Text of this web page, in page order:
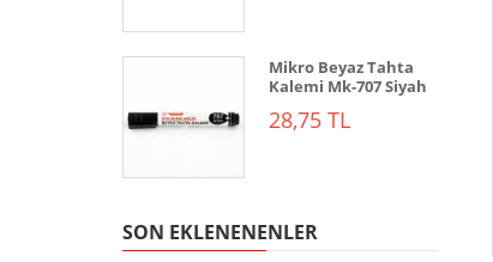
Mikro Beyaz Tahta
Kalemi Mk-707 Siyah
28,75 TL
SON EKLENENENLER